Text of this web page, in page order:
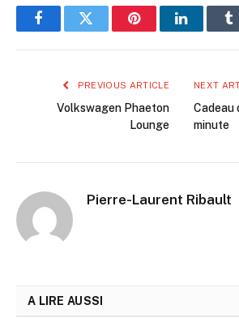
FacebookTwitter PinterestLinkedIn
PREVIOUS ARTICLE
Volkswagen Phaeton
Lounge
NEXT
Cadeau
minute
Pierre-Laurent Ribault
A LIRE AUSSI